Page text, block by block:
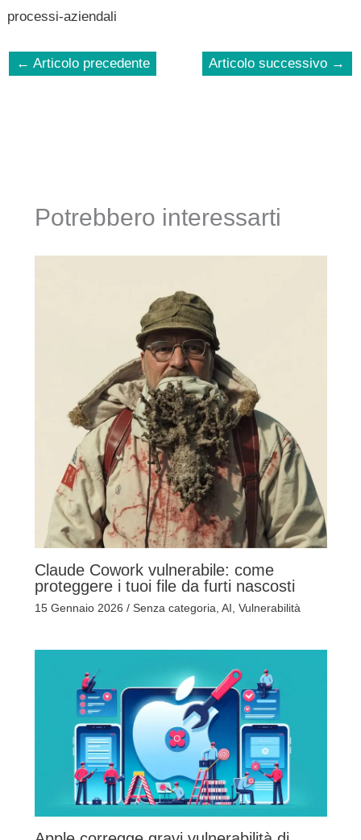
processi-aziendali
← Articolo precedente Articolo successivo →
Potrebbero interessarti
Claude Cowork vulnerabile: come
proteggere i tuoi file da furti nascosti
15 Gennaio 2026 / Senza categoria AI Vulnerabilità